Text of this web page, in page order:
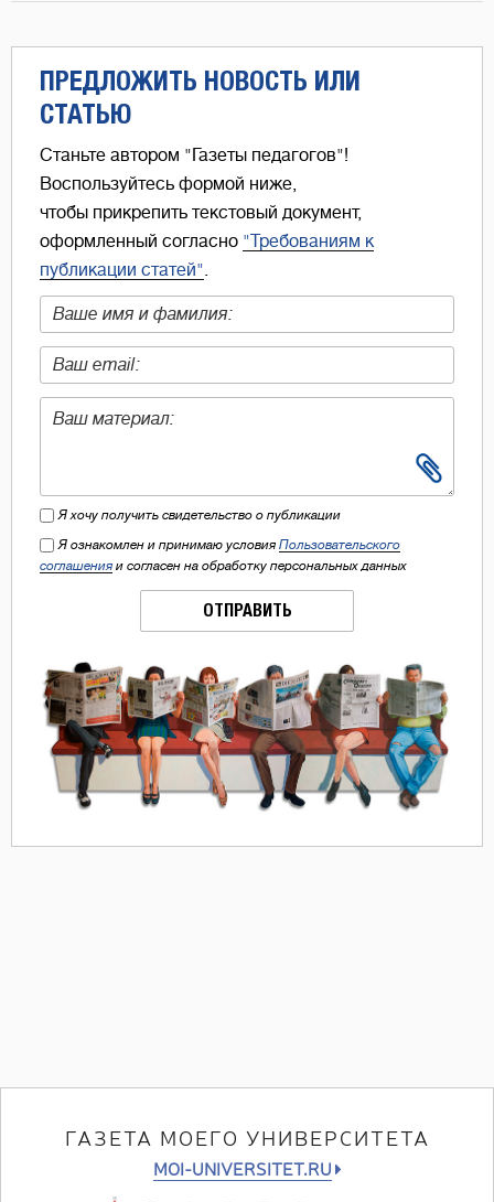
ПРЕДЛОЖИТЬ НОВОСТЬ ИЛИ
СТАТЬЮ
Станьте автором "Газеты педагогов"!
Воспользуйтесь формой ниже,
чтобы прикрепить текстовый документ,
оформленный согласно "Требованиям к
публикации статей".
Я хочу получить свидетельство о публикации
Я ознакомлен и принимаю условия Пользовательского
соглашения и согласен на обработку персональных данных
ОТПРАВИТЬ
ГАЗЕТА МОЕГО УНИВЕРСИТЕТА
MOI-UNIVERSITET.RU